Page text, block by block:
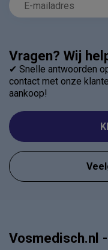
Vragen? Wij
✔ Snelle antwoorden
contact met onze
aankoop!
Vosmedisch.nl